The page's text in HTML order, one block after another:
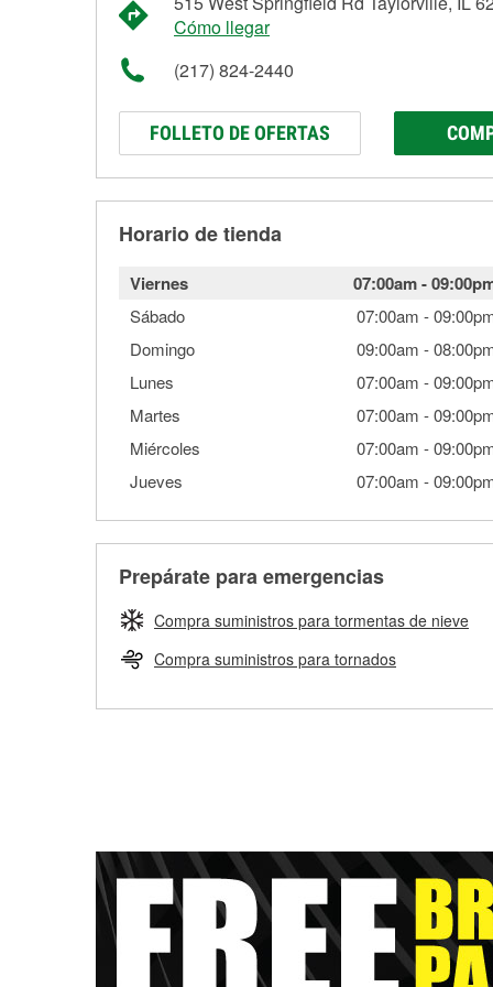
Cómo llegar
(217) 824-2440
FOLLETO DE OFERTAS
Horario de tienda
Viernes 07:00am-
Sábado 07:00am -
Domingo
09:00am -
Lunes
07:00am -
Martes
07:00am -
Miércoles
07:00am -
Jueves
07:00am -
Prepárate para emergencias
Compra suministros para tormentas de nieve
Compra suministros para tornados